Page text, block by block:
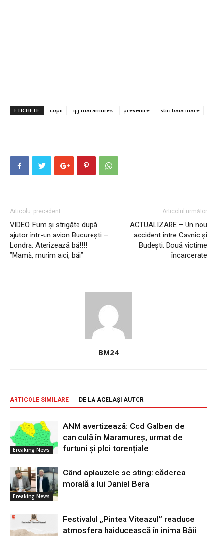
ETICHETE copii ipj maramures prevenire stiri baia mare
Articolul precedent
VIDEO. Fum și strigăte după
ajutor într-un avion București –
Londra: Aterizează bă!!!!
”Mamă, murim aici, băi”
Articolul următor
ACTUALIZARE – Un nou
accident între Cavnic și
Budești. Două victime
încarcerate
BM24
ARTICOLE SIMILARE DE LA ACELAȘI AUTOR
Breaking News
ANM avertizează: Cod Galben de
caniculă în Maramureș, urmat de
furtuni și ploi torențiale
Breaking News
Când aplauzele se sting: căderea
morală a lui Daniel Bera
Festivalul „Pintea Viteazul” readuce
atmosfera haiducească în inima Băii